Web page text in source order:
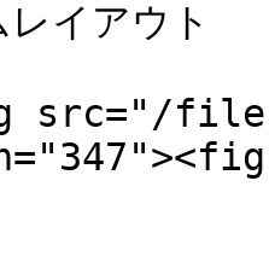
イアウト
src="/files/